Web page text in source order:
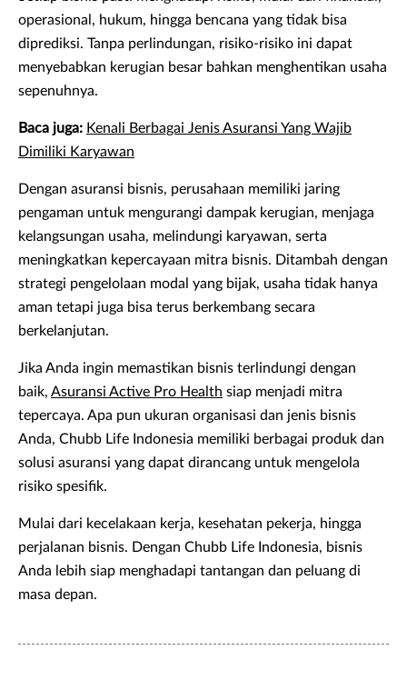
operasional, hukum, hingga bencana yang tidak bisa
diprediksi. Tanpa perlindungan, risiko-risiko ini dapat
menyebabkan kerugian besar bahkan menghentikan usaha
sepenuhnya.
Baca juga: Kenali Berbagai Jenis Asuransi Yang Wajib
Dimiliki Karyawan
Dengan asuransi bisnis, perusahaan memiliki jaring
pengaman untuk mengurangi dampak kerugian, menjaga
kelangsungan usaha, melindungi karyawan, serta
meningkatkan kepercayaan mitra bisnis. Ditambah dengan
strategi pengelolaan modal yang bijak, usaha tidak hanya
aman tetapi juga bisa terus berkembang secara
berkelanjutan.
Jika Anda ingin memastikan bisnis terlindungi dengan
baik, Asuransi Active Pro Health siap menjadi mitra
tepercaya. Apa pun ukuran organisasi dan jenis bisnis
Anda, Chubb Life Indonesia memiliki berbagai produk dan
solusi asuransi yang dapat dirancang untuk mengelola
risiko spesifik.
Mulai dari kecelakaan kerja, kesehatan pekerja, hingga
perjalanan bisnis. Dengan Chubb Life Indonesia, bisnis
Anda lebih siap menghadapi tantangan dan peluang di
masa depan.